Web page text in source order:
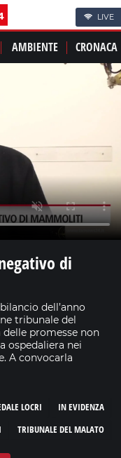
LIVE
AMBIENTE CRONACA
di
dell’anno
tribunale del
promesse non
ospedaliera nei
A convocarla
IN EVIDENZA
LOCRI
TRIBUNALE DEL MALATO